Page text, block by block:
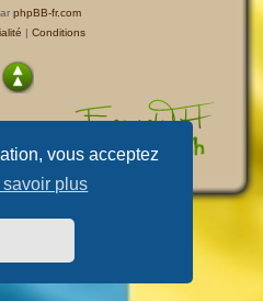
vous acceptez
savoir plus
phpBB-fr.com
| Conditions